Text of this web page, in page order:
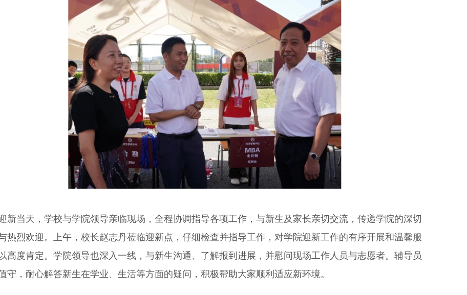
新当天，学校与学院领导亲临现场，全程协调指导各项工作，与新生及家长亲切交流，传递学院的深切
热烈欢迎。上午，校长赵志丹莅临迎新点，仔细检查并指导工作，对学院迎新工作的有序开展和温馨服
高度肯定。学院领导也深入一线，与新生沟通、了解报到进展，并慰问现场工作人员与志愿者。辅导员
守，耐心解答新生在学业、生活等方面的疑问，积极帮助大家顺利适应新环境。